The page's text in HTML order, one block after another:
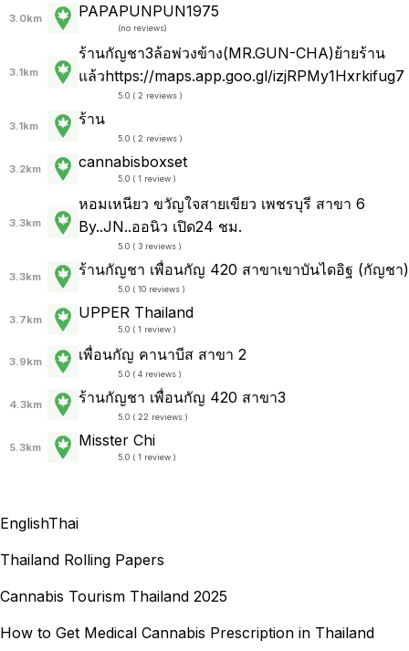
3.0km PAPAPUNPUN1975
(no reviews)
3.1km
ร้านกัญชา3ล้อพ่วงข้าง(MR.GUN-CHA)ย้ายร้าน
แล้วhttps://maps.app.goo.gl/izjRPMy1Hxrkifug7
5.0 ( 2 reviews )
3.1km ร้าน
5.0 ( 2 reviews )
3.2km cannabisboxset
5.0 ( 1 review )
3.3km
หอมเหนียว ขวัญใจสายเขียว เพชรบุรี สาขา 6
By..JN..ออนิว เปิด24 ชม.
5.0 ( 3 reviews )
3.3km ร้านกัญชา เพื่อนกัญ 420 สาขาเขาบันไดอิฐ (กัญชา)
5.0 ( 10 reviews )
3.7km UPPER Thailand
5.0 ( 1 review )
3.9km เพื่อนกัญ คานาบีส สาขา 2
5.0 ( 4 reviews )
4.3km ร้านกัญชา เพื่อนกัญ 420 สาขา3
5.0 ( 22 reviews )
5.3km Misster Chi
5.0 ( 1 review )
EnglishThai
Thailand Rolling Papers
Cannabis Tourism Thailand 2025
How to Get Medical Cannabis Prescription in Thailand